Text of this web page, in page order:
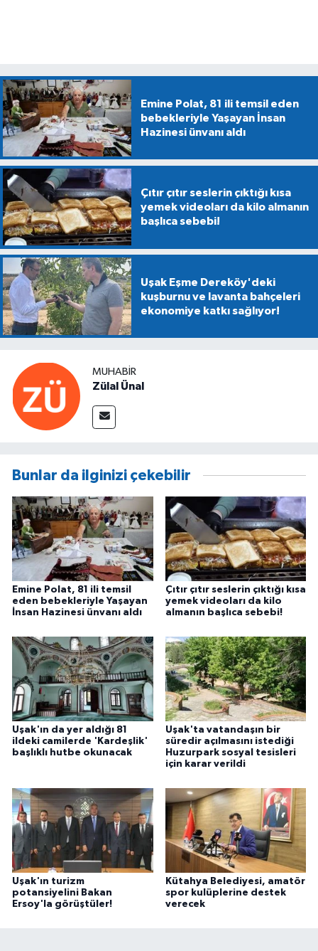
Emine Polat, 81 ili temsil eden
bebekleriyle Yaşayan İnsan
Hazinesi ünvanı aldı
Çıtır çıtır seslerin çıktığı kısa
yemek videoları da kilo almanın
başlıca sebebi!
Uşak Eşme Dereköy'deki
kuşburnu ve lavanta bahçeleri
ekonomiye katkı sağlıyor!
MUHABIR
Zülal Ünal
Bunlar da ilginizi çekebilir
Emine Polat, 81 ili temsil
eden bebekleriyle Yaşayan
İnsan Hazinesi ünvanı aldı
Çıtır çıtır seslerin çıktığı kısa
yemek videoları da kilo
almanın başlıca sebebi!
Uşak'ın da yer aldığı 81
ildeki camilerde 'Kardeşlik'
başlıklı hutbe okunacak
Uşak'ta vatandaşın bir
süredir açılmasını istediği
Huzurpark sosyal tesisleri
için karar verildi
Uşak'ın turizm
potansiyelini Bakan
Ersoy'la görüştüler!
Kütahya Belediyesi, amatör
spor kulüplerine destek
verecek